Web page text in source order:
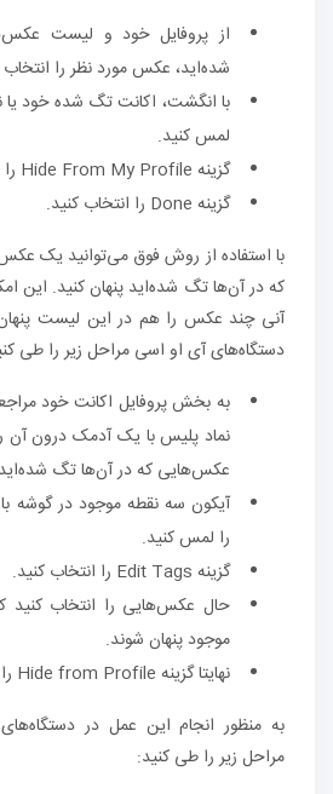
از پروفایل خود و لیست
شده‌اید، عکس مورد نظر را انتخاب
با انگشت، اکانت تگ شده خود یا
لمس کنید.
گزینه Hide From My Profile را لمس کنید.
گزینه Done را انتخاب کنید.
با استفاده از روش فوق می‌توانید یک
که در آن‌ها تگ شده‌اید پنهان کنید. این
آنی چند عکس را هم در این لیست پنهان
دستگاه‌های آی او اسی مراحل زیر را طی
به بخش پروفایل اکانت خود
نماد پلیس با یک آدمک درون
عکس‌هایی که در آن‌ها تگ شده‌اید
آیکون سه نقطه موجود در
را لمس کنید.
گزینه Edit Tags را انتخاب کنید.
حال عکس‌هایی را انتخاب کنید
موجود پنهان شوند.
نهایتا گزینه Hide from Profile را انتخاب کنید.
به منظور انجام این عمل در
مراحل زیر را طی کنید: